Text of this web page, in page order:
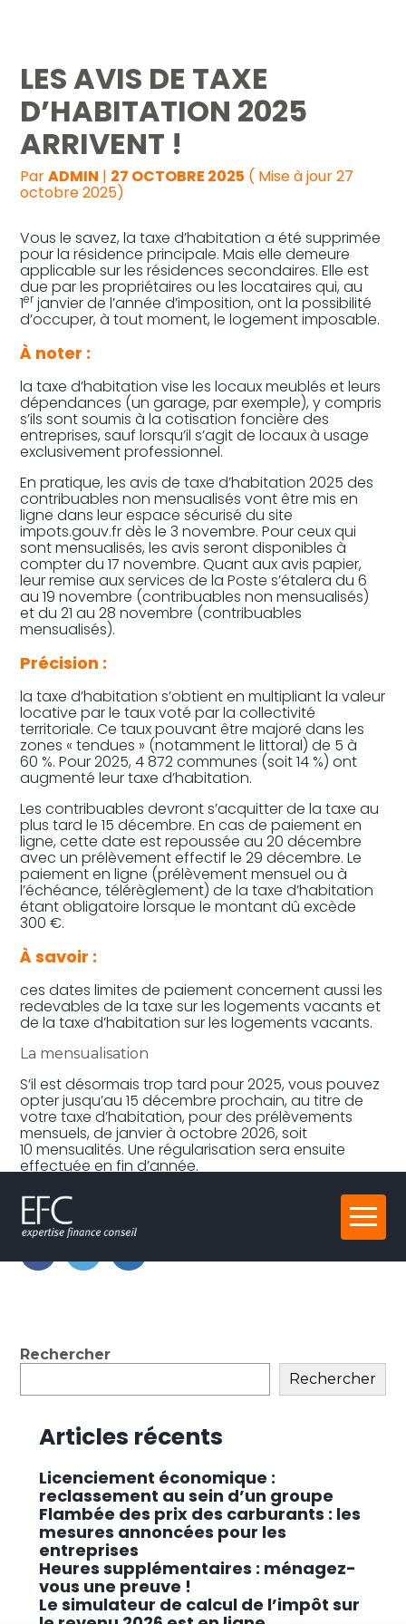
Aller
au
Gestion au quotidien
Pilotage d’entreprise
Audit
LES AVIS DE TAXE
D’HABITATION 2025
ARRIVENT !
ParADMIN | 27 OCTOBRE 2025 ( Mise à jour 27
octobre 2025)
Vous le savez, la taxe d’habitation a été supprimée
pour la résidence principale. Mais elle demeure
applicable sur les résidences secondaires. Elle est
due par les propriétaires ou les locataires qui, au
1erjanvier de l’année d’imposition, ont la possibilité
d’occuper, à tout moment, le logement imposable.
À noter :
la taxe d’habitation vise les locaux meublés et leurs
dépendances (un garage, par exemple), y compris
s’ils sont soumis à la cotisation foncière des
entreprises, sauf lorsqu’il s’agit de locaux à usage
exclusivement professionnel.
En pratique, les avis de taxe d’habitation 2025 des
contribuables non mensualisés vont être mis en
ligne dans leur espace sécurisé du site
impots.gouv.fr dès le 3 novembre. Pour ceux qui
sont mensualisés, les avis seront disponibles à
compter du 17 novembre. Quant aux avis papier,
leur remise aux services de la Poste s’étalera du 6
au 19 novembre (contribuables non mensualisés)
et du 21 au 28 novembre (contribuables
mensualisés).
Précision :
la taxe d’habitation s’obtient en multipliant la valeur
locative par le taux voté par la collectivité
territoriale. Ce taux pouvant être majoré dans les
zones « tendues » (notamment le littoral) de 5 à
60 %. Pour 2025, 4 872 communes (soit 14 %) ont
augmenté leur taxe d’habitation.
Les contribuables devront s’acquitter de la taxe au
plus tard le 15 décembre. En cas de paiement en
ligne, cette date est repoussée au 20 décembre
avec un prélèvement effectif le 29 décembre. Le
paiement en ligne (prélèvement mensuel ou à
l’échéance, télérèglement) de la taxe d’habitation
étant obligatoire lorsque le montant dû excède
300 €.
À savoir :
ces dates limites de paiement concernent aussi les
redevables de la taxe sur les logements vacants et
de la taxe d’habitation sur les logements vacants.
La mensualisation
S’il est désormais trop tard pour 2025, vous pouvez
opter jusqu’au 15 décembre prochain, au titre de
votre taxe d’habitation, pour des prélèvements
mensuels, de janvier à octobre 2026, soit
10 mensualités. Une régularisation sera ensuite
effectuée en fin d’année.
Partager :
FaceBook
TwitterLinkedIn
Blog
Rechercher
Rechercher
Articles récents
Licenciement économique :
reclassement au sein d’un groupe
Flambée des prix des carburants : les
mesures annoncées pour les
entreprises
Heures supplémentaires : ménagez-
vous une preuve !
Le simulateur de calcul de l’impôt sur